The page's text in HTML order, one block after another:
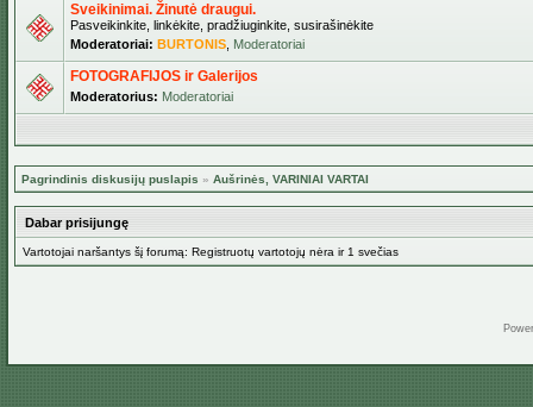
Sveikinimai. Žinutė draugui.
Pasveikinkite, linkėkite, pradžiuginkite, susirašinėkite
Moderatoriai: BURTONIS Moderatoriai
FOTOGRAFIJOS ir Galerijos
Moderatorius: Moderatoriai
Pagrindinis diskusijų puslapis » Aušrinės, VARINIAI VARTAI
Dabar prisijungę
Vartotojai naršantys šį forumą: Registruotų vartotojų nėra ir 1 svečias